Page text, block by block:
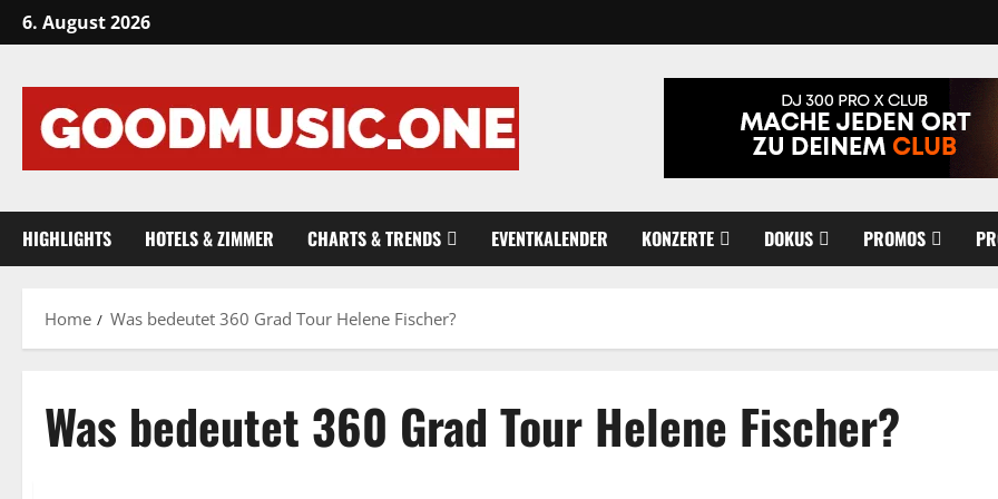
Skip
to
6. August 2026
HIGHLIGHTS HOTELS & ZIMMER CHARTS & TRENDS EVENTKALENDER KONZERTE DOKUS PROMOS
Home Was bedeutet 360 Grad Tour Helene Fischer?
Was bedeutet 360 Grad Tour Helene Fischer?